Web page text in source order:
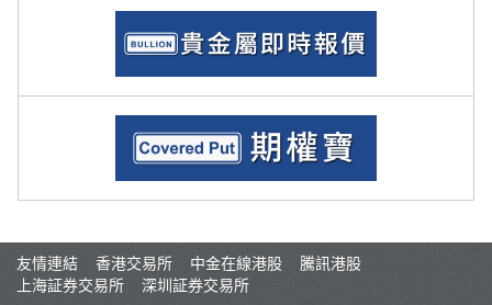
友情連結 香港交易所 中金在線港股
騰訊港股
上海証券交易所
深圳証券交易所